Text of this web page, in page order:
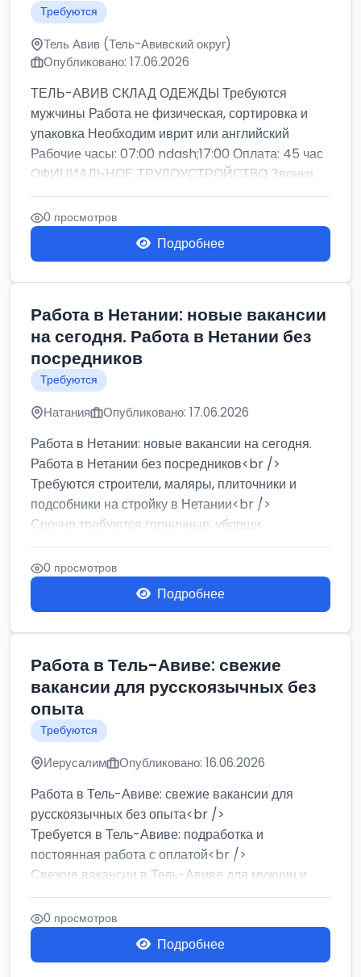
Требуются
Тель Авив (Тель-Авивский округ)
Опубликовано: 17.06.2026
ТЕЛЬ-АВИВ СКЛАД ОДЕЖДЫ Требуются
мужчины Работа не физическая, сортировка и
упаковка Необходим иврит или английский
Рабочие часы: 07:00 ndash;17:00 Оплата: 45 час
ОФИЦИАЛЬНОЕ ТРУДОУСТРОЙСТВО Звонки
0 просмотров
Подробнее
Работа в Нетании: новые вакансии
на сегодня. Работа в Нетании без
посредников
Требуются
Натания Опубликовано: 17.06.2026
Работа в Нетании: новые вакансии на сегодня.
Работа в Нетании без посредников<br />
Требуются строители, маляры, плиточники и
подсобники на стройку в Нетании<br />
Срочно требуются горничные, уборщи...
0 просмотров
Подробнее
Работа в Тель-Авиве: свежие
вакансии для русскоязычных без
опыта
Требуются
Иерусалим Опубликовано: 16.06.2026
Работа в Тель-Авиве: свежие вакансии для
русскоязычных без опыта<br />
Требуется в Тель-Авиве: подработка и
постоянная работа с оплатой<br />
Свежие вакансии в Тель-Авиве для мужчин и
женщин от хозя...
0 просмотров
Подробнее